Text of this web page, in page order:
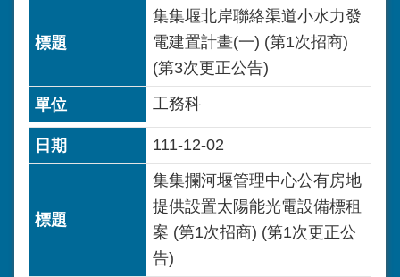
集集堰北岸聯絡渠道小水力發
電建置計畫(一) (第1次招商)
(第3次更正公告)
工務科
111-12-02
集集攔河堰管理中心公有房地
提供設置太陽能光電設備標租
案 (第1次招商) (第1次更正公
告)